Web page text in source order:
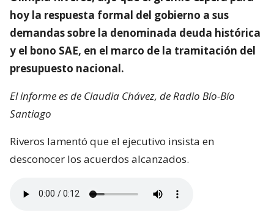
hoy la respuesta formal del gobierno a sus
demandas sobre la denominada deuda histórica
y el bono SAE, en el marco de la tramitación del
presupuesto nacional.
El informe es de Claudia Chávez, de Radio Bío-Bío
Santiago
Riveros lamentó que el ejecutivo insista en
desconocer los acuerdos alcanzados.